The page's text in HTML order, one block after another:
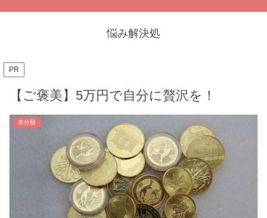
悩み解決処
PR
【ご褒美】5万円で自分に贅沢を！
未分類